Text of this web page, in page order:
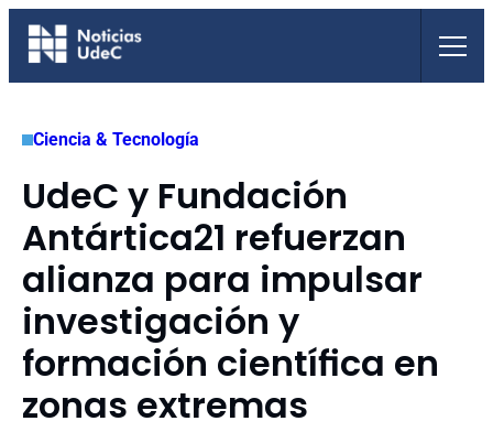
Saltar
Ciencia & Tecnología
UdeC y Fundación
Antártica21 refuerzan
alianza para impulsar
investigación y
formación científica en
zonas extremas